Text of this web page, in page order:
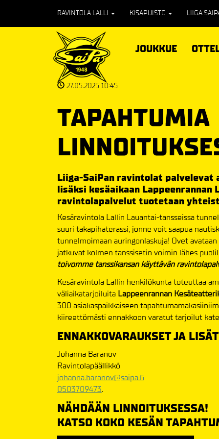
RAVINTOLA LALLI KISAPUISTO LIIGA
JOUKKUE
27.05.2025 10:45
TAPAHTUMIA
Liiga-SaiPan ravintolat palvelevat
lisäksi kesäaikaan Lappeenrannan
ravintolapalvelut tuotetaan
Kesäravintola Lallin Lauantai-tansseissa
suuri takapihaterassi, jonne voit saapua
tunnelmoimaan auringonlaskuja! Ovet
jatkuvat kolmen tanssisetin voimin lähes
toivomme tanssikansan käyttävän
Kesäravintola Lallin henkilökunta toteuttaa
väliaikatarjoiluita Lappeenrannan
300 asiakaspaikkaiseen
kiireettömästi ennakkoon varatut tarjoilut
ENNAKKOVARAUKSET JA
Johanna Baranov
Ravintolapäällikkö
johanna.baranov@saipa.fi
0503709473.
NÄHDÄÄN LINNOITUKSESSA!
KATSO KOKO KESÄN